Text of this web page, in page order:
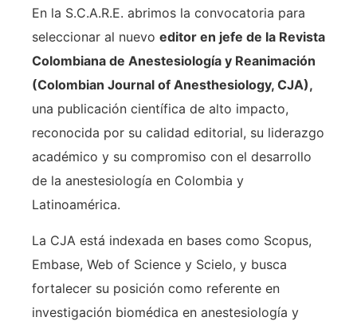
En la S.C.A.R.E. abrimos la convocatoria para
seleccionar al nuevo editor en jefe de la Revista
Colombiana de Anestesiología y Reanimación
(Colombian Journal of Anesthesiology, CJA),
una publicación científica de alto impacto,
reconocida por su calidad editorial, su liderazgo
académico y su compromiso con el desarrollo
de la anestesiología en Colombia y
Latinoamérica.
La CJA está indexada en bases como Scopus,
Embase, Web of Science y Scielo, y busca
fortalecer su posición como referente en
investigación biomédica en anestesiología y